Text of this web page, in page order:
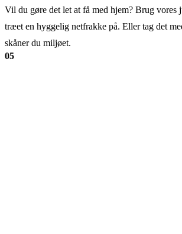
Vil du gøre det let at få med hjem? Brug vores
træet en hyggelig netfrakke på. Eller tag det
skåner du miljøet.
05